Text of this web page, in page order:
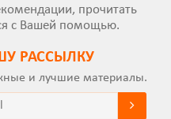
прочитать
с Вашей помощью.
РАССЫЛКУ
и лучшие материалы.